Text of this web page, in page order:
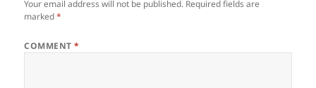
Your email address will not be published. Required fields are
marked*
COMMENT*